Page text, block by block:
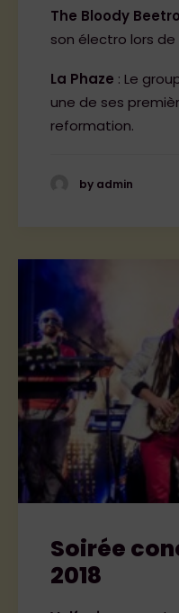
The Bloody
son électro lors de
La Phaze : Le
une de ses
reformation.
by admin
Soirée
2018